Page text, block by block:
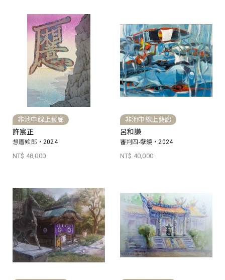
非池中線上藝廊
許宸正
想厝欸郎，2024
NT$ 48,000
非池中線上藝廊
呂和謙
審判四-孽鏡，2024
NT$ 40,000